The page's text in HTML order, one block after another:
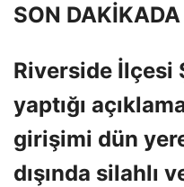
SON
Riverside İlçesi
yaptığı
girişimi dün
dışında silahlı